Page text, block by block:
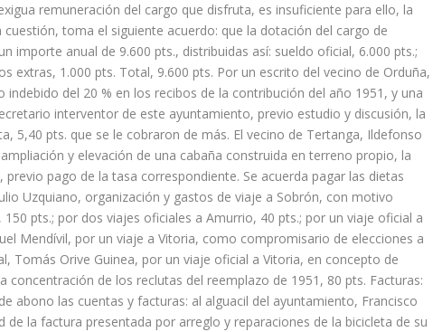
remuneración del cargo que disfruta, es insuficiente para ello, la
toma el siguiente acuerdo: que la dotación del cargo de
importe anual de 9.600 pts., distribuidas así: sueldo oficial, 6.000 pts.;
extras, 1.000 pts. Total, 9.600 pts. Por un escrito del vecino de Orduña,
del 20 % en los recibos de la contribución del año 1951, y una
interventor de este ayuntamiento, previo estudio y discusión, la
5,40 pts. que se le cobraron de más. El vecino de Tertanga, Ildefonso
y elevación de una cabaña construida en terreno propio, la
pago de la tasa correspondiente. Se acuerda pagar las dietas
Uzquiano, organización y gastos de viaje a Sobrón, con motivo
pts.; por dos viajes oficiales a Amurrio, 40 pts.; por un viaje oficial a
Mendívil, por un viaje a Vitoria, como compromisario de elecciones a
Tomás Orive Guinea, por un viaje oficial a Vitoria, en concepto de
de los reclutas del reemplazo de 1951, 80 pts. Facturas:
abono las cuentas y facturas: al alguacil del ayuntamiento, Francisco
de la factura presentada por arreglo y reparaciones de la bicicleta de su